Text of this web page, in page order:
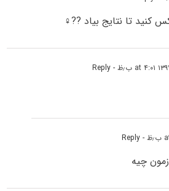
کنید تا نتایج بیاد ??‍♀️
- Reply
- Reply
چیه